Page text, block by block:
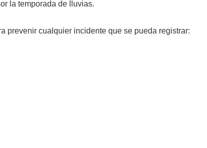
la temporada de lluvias.
prevenir cualquier incidente que se pueda registrar: